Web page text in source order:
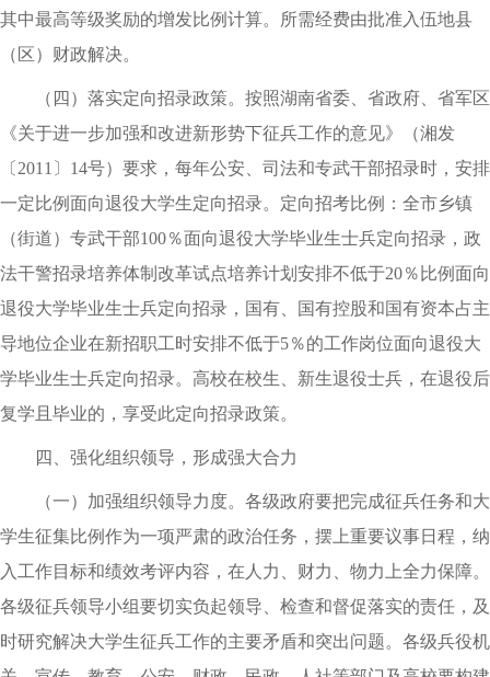
其中最高等级奖励的增发比例计算。所需经费由批准入伍地县
（区）财政解决。
（四）落实定向招录政策。按照湖南省委、省政府、省军区
《关于进一步加强和改进新形势下征兵工作的意见》（湘发
〔2011〕14号）要求，每年公安、司法和专武干部招录时，安排
一定比例面向退役大学生定向招录。定向招考比例：全市乡镇
（街道）专武干部100％面向退役大学毕业生士兵定向招录，政
法干警招录培养体制改革试点培养计划安排不低于20％比例面向
退役大学毕业生士兵定向招录，国有、国有控股和国有资本占主
导地位企业在新招职工时安排不低于5％的工作岗位面向退役大
学毕业生士兵定向招录。高校在校生、新生退役士兵，在退役后
复学且毕业的，享受此定向招录政策。
四、强化组织领导，形成强大合力
（一）加强组织领导力度。各级政府要把完成征兵任务和大
学生征集比例作为一项严肃的政治任务，摆上重要议事日程，纳
入工作目标和绩效考评内容，在人力、财力、物力上全力保障。
各级征兵领导小组要切实负起领导、检查和督促落实的责任，及
时研究解决大学生征兵工作的主要矛盾和突出问题。各级兵役机